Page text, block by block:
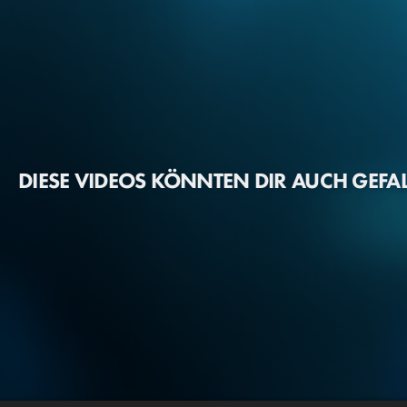
DIESE VIDEOS KÖNNTEN DIR AUCH